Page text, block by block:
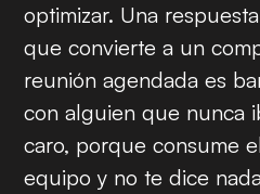
optimizar. Una
que convierte a un
reunión agendada es
con alguien que nunca
caro, porque consume
equipo y no te dice